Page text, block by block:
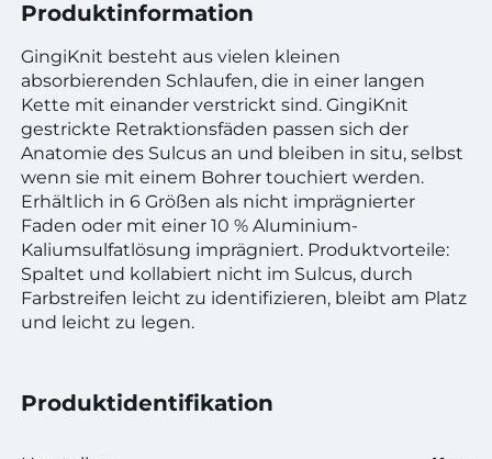
Produktinformation
GingiKnit besteht aus vielen kleinen
absorbierenden Schlaufen, die in einer langen
Kette mit einander verstrickt sind. GingiKnit
gestrickte Retraktionsfäden passen sich der
Anatomie des Sulcus an und bleiben in situ, selbst
wenn sie mit einem Bohrer touchiert werden.
Erhältlich in 6 Größen als nicht imprägnierter
Faden oder mit einer 10 % Aluminium-
Kaliumsulfatlösung imprägniert. Produktvorteile:
Spaltet und kollabiert nicht im Sulcus, durch
Farbstreifen leicht zu identifizieren, bleibt am Platz
und leicht zu legen.
Produktidentifikation